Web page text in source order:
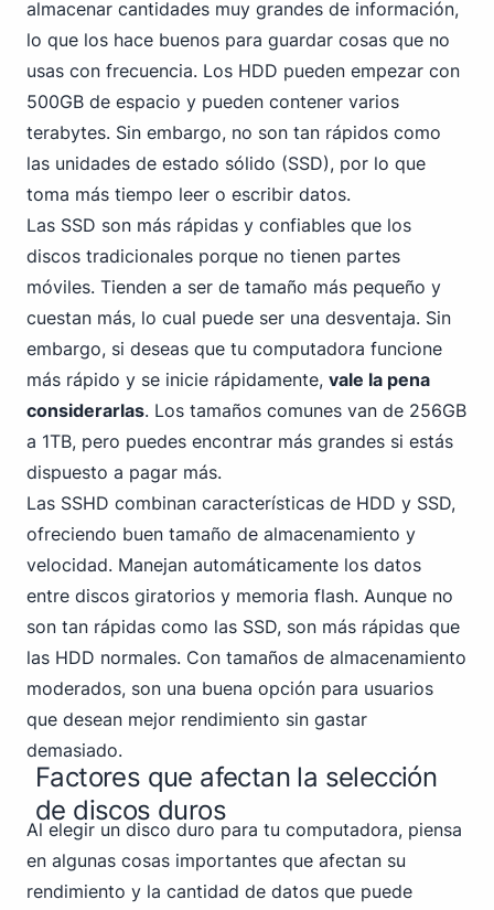
almacenar cantidades muy grandes de información,
lo que los hace buenos para guardar cosas que no
usas con frecuencia. Los HDD pueden empezar con
500GB de espacio y pueden contener varios
terabytes. Sin embargo, no son tan rápidos como
las unidades de estado sólido (SSD), por lo que
toma más tiempo leer o escribir datos.
Las SSD son más rápidas y confiables que los
discos tradicionales porque no tienen partes
móviles. Tienden a ser de tamaño más pequeño y
cuestan más, lo cual puede ser una desventaja. Sin
embargo, si deseas que tu computadora funcione
más rápido y se inicie rápidamente, vale la pena
considerarlas. Los tamaños comunes van de 256GB
a 1TB, pero puedes encontrar más grandes si estás
dispuesto a pagar más.
Las SSHD combinan características de HDD y SSD,
ofreciendo buen tamaño de almacenamiento y
velocidad. Manejan automáticamente los datos
entre discos giratorios y memoria flash. Aunque no
son tan rápidas como las SSD, son más rápidas que
las HDD normales. Con tamaños de almacenamiento
moderados, son una buena opción para usuarios
que desean mejor rendimiento sin gastar
demasiado.
Factores que afectan la selección
de discos duros
Al elegir un disco duro para tu computadora, piensa
en algunas cosas importantes que afectan su
rendimiento y la cantidad de datos que puede